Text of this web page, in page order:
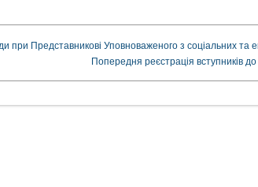
при Представникові Уповноваженого з соціальних та
Попередня реєстрація вступників до